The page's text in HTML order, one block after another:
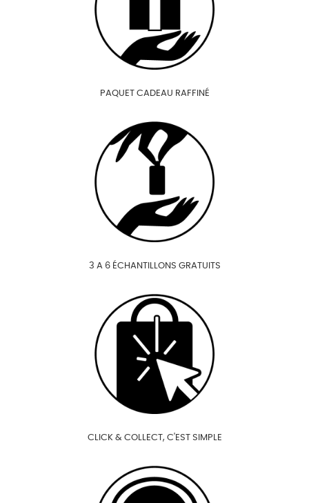
PAQUET CADEAU RAFFINÉ
3 A 6 ÉCHANTILLONS GRATUITS
CLICK & COLLECT, C'EST SIMPLE